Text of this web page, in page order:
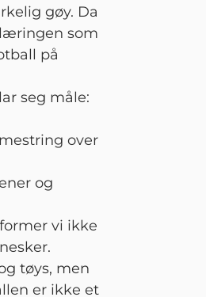
gøy. Da
som
på
seg måle:
over
og
vi ikke
tøys, men
er ikke et